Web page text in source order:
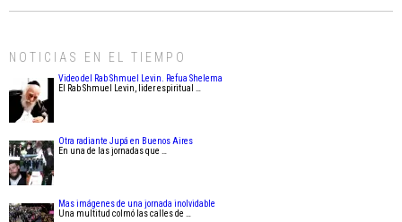
NOTICIAS EN EL TIEMPO
Video del Rab Shmuel Levin. Refua Shelema
El Rab Shmuel Levin, lider espiritual …
Otra radiante Jupá en Buenos Aires
En una de las jornadas que …
Mas imágenes de una jornada inolvidable
Una multitud colmó las calles de …